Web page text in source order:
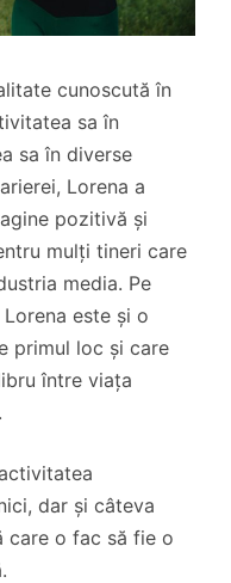
cunoscută în
sa în
sa în diverse
Lorena a
pozitivă și
mulți tineri care
media. Pe
este și o
primul loc și care
între viața
dar și câteva
care o fac să fie o